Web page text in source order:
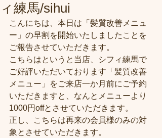
ィ練馬/sihui
こんにちは、本日は「髪質改善メニュ
ー」の早割を開始いたしましたことを
ご報告させていただきます。
こちらはというと当店、シフィ練馬で
ご好評いただいております「髪質改善
メニュー」をご来店一か月前にご予約
いただきますと、なんとメニューより
1000円offとさせていただきます。
正し、こちらは再来の会員様のみの対
象とさせていただきます。